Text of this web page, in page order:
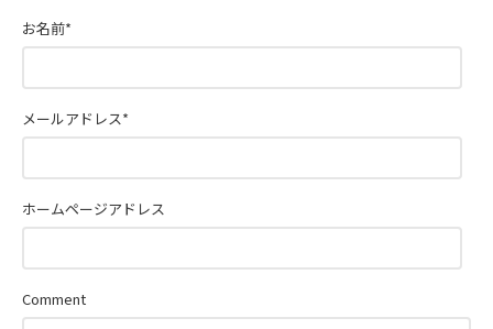
Comment
お名前*
メールアドレス*
ホームページアドレス